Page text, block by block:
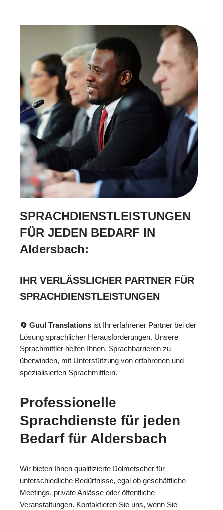
SPRACHDIENSTLEISTUNGEN
FÜR JEDEN BEDARF IN
Aldersbach:
IHR VERLÄSSLICHER PARTNER FÜR
SPRACHDIENSTLEISTUNGEN
🔄 Guul Translations ist Ihr erfahrener Partner bei der
Lösung sprachlicher Herausforderungen. Unsere
Sprachmittler helfen Ihnen, Sprachbarrieren zu
überwinden, mit Unterstützung von erfahrenen und
spezialisierten Sprachmittlern.
Professionelle
Sprachdienste für jeden
Bedarf für Aldersbach
Wir bieten Ihnen qualifizierte Dolmetscher für
unterschiedliche Bedürfnisse, egal ob geschäftliche
Meetings, private Anlässe oder öffentliche
Veranstaltungen. Kontaktieren Sie uns, wenn Sie